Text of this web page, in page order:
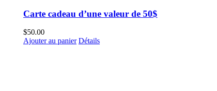
Carte cadeau d’une valeur de 50$
$50.00
Ajouter au panier Détails